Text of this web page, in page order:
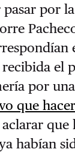
por
el
por
que
que
habían